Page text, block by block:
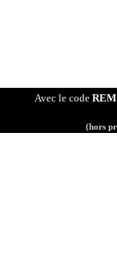
Avec le code
(hors